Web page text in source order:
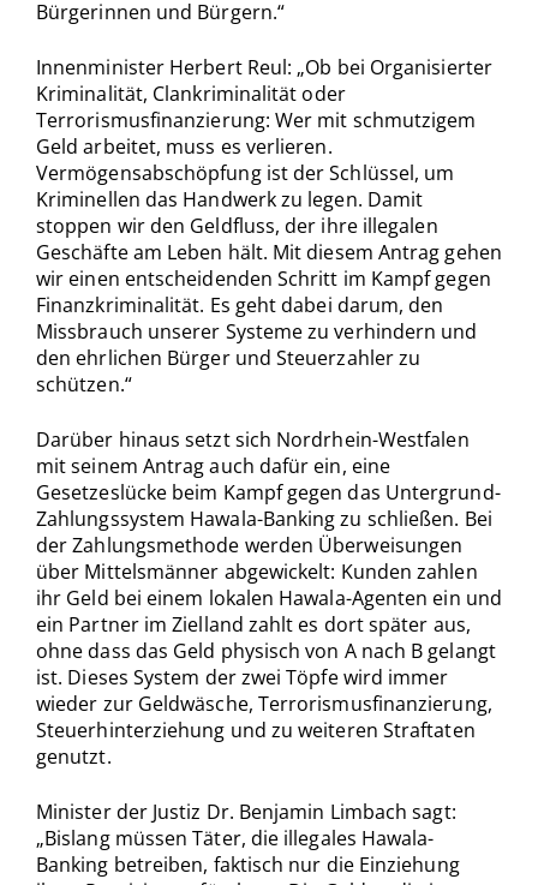
Bürgerinnen und Bürgern.“
Innenminister Herbert Reul: „Ob bei Organisierter
Kriminalität, Clankriminalität oder
Terrorismusfinanzierung: Wer mit schmutzigem
Geld arbeitet, muss es verlieren.
Vermögensabschöpfung ist der Schlüssel, um
Kriminellen das Handwerk zu legen. Damit
stoppen wir den Geldfluss, der ihre illegalen
Geschäfte am Leben hält. Mit diesem Antrag gehen
wir einen entscheidenden Schritt im Kampf gegen
Finanzkriminalität. Es geht dabei darum, den
Missbrauch unserer Systeme zu verhindern und
den ehrlichen Bürger und Steuerzahler zu
schützen.“
Darüber hinaus setzt sich Nordrhein-Westfalen
mit seinem Antrag auch dafür ein, eine
Gesetzeslücke beim Kampf gegen das Untergrund-
Zahlungssystem Hawala-Banking zu schließen. Bei
der Zahlungsmethode werden Überweisungen
über Mittelsmänner abgewickelt: Kunden zahlen
ihr Geld bei einem lokalen Hawala-Agenten ein und
ein Partner im Zielland zahlt es dort später aus,
ohne dass das Geld physisch von A nach B gelangt
ist. Dieses System der zwei Töpfe wird immer
wieder zur Geldwäsche, Terrorismusfinanzierung,
Steuerhinterziehung und zu weiteren Straftaten
genutzt.
Minister der Justiz Dr. Benjamin Limbach sagt:
„Bislang müssen Täter, die illegales Hawala-
Banking betreiben, faktisch nur die Einziehung